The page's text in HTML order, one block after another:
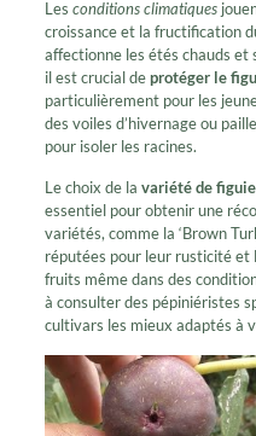
Les conditions climatiques
croissance et la fructification
affectionne les étés chauds et
il est crucial deprotéger le
particulièrement pour les
des voiles d’hivernage ou
pour isoler les racines.
Le choix de la variété de
essentiel pour obtenir une
variétés, comme la ‘Brown
réputées pour leur rusticité et
fruits même dans des
à consulter des pépiniéristes
cultivars les mieux adaptés à